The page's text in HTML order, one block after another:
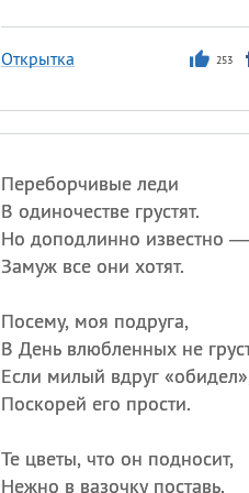
Открытка 253
Переборчивые леди
В одиночестве грустят.
Но доподлинно известно —
Замуж все они хотят.
Посему, моя подруга,
В День влюбленных не
Если милый вдруг
Поскорей его прости.
Те цветы, что он подносит,
Нежно в вазочку поставь.